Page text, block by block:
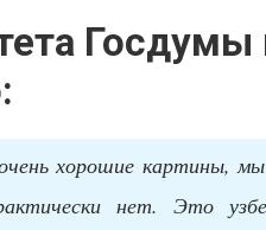
Госдумы
хорошие картины,
нет. Это